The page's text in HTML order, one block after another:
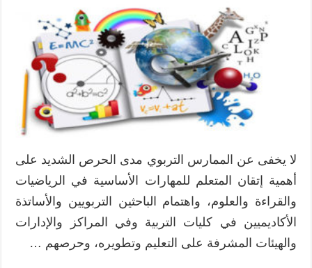
نواتج
التعلم
والراءات
الثلاث
مغلقة
لا يخفى عن الممارس التربوي مدى الحرص الشديد على
أهمية إتقان المتعلم للمهارات الأساسية في الرياضيات
والقراءة والعلوم، واهتمام الباحثين التربويين والأساتذة
الأكاديميين في كليات التربية وفي المراكز والإدارات
والهيئات المشرفة على التعليم وتطويره، وحرصهم …